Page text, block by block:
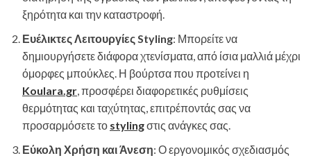
ξηρότητα και την καταστροφή.
Ευέλικτες Λειτουργίες Styling: Μπορείτε να
δημιουργήσετε διάφορα χτενίσματα, από ίσια μαλλιά μέχρι
όμορφες μπούκλες. Η βούρτσα που προτείνει η
Koulara.gr, προσφέρει διαφορετικές ρυθμίσεις
θερμότητας και ταχύτητας, επιτρέποντάς σας να
προσαρμόσετε το stylingστις ανάγκες σας.
Εύκολη Χρήση και Άνεση: Ο εργονομικός σχεδιασμός